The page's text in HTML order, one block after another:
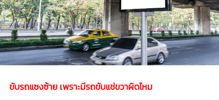
ขับรถแซงซ้าย เพราะมีรถขับแช่ขวาผิดไหม